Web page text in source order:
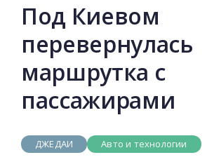
Под Киевом
перевернулась
маршрутка с
пассажирами
ДЖЕДАИ Авто и технологии